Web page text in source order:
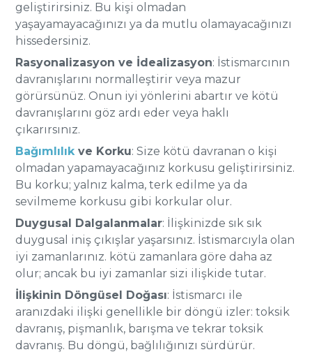
geliştirirsiniz. Bu kişi olmadan
yaşayamayacağınızı ya da mutlu olamayacağınızı
hissedersiniz.
Rasyonalizasyon ve İdealizasyon: İstismarcının
davranışlarını normalleştirir veya mazur
görürsünüz. Onun iyi yönlerini abartır ve kötü
davranışlarını göz ardı eder veya haklı
çıkarırsınız.
Bağımlılıkve Korku: Size kötü davranan o kişi
olmadan yapamayacağınız korkusu geliştirirsiniz.
Bu korku; yalnız kalma, terk edilme ya da
sevilmeme korkusu gibi korkular olur.
Duygusal Dalgalanmalar: İlişkinizde sık sık
duygusal iniş çıkışlar yaşarsınız. İstismarcıyla olan
iyi zamanlarınız. kötü zamanlara göre daha az
olur; ancak bu iyi zamanlar sizi ilişkide tutar.
İlişkinin Döngüsel Doğası: İstismarcı ile
aranızdaki ilişki genellikle bir döngü izler: toksik
davranış, pişmanlık, barışma ve tekrar toksik
davranış. Bu döngü, bağlılığınızı sürdürür.